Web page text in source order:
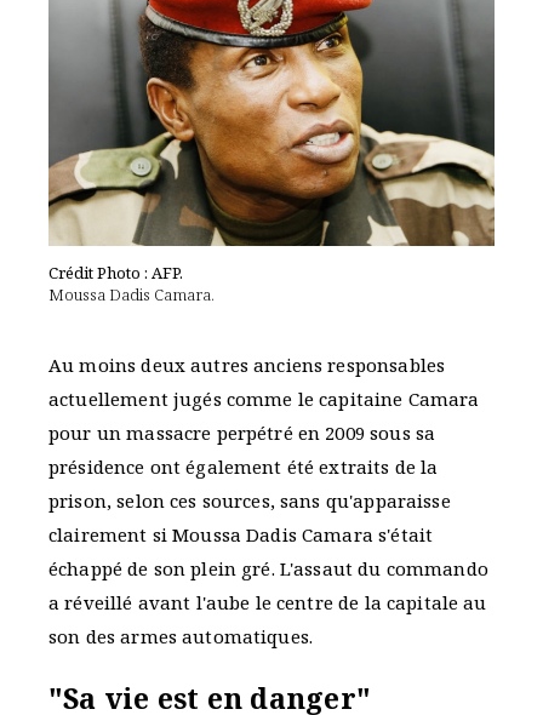
Crédit Photo : AFP.
Moussa Dadis Camara.
Au moins deux autres anciens responsables
actuellement jugés comme le capitaine Camara
pour un massacre perpétré en 2009 sous sa
présidence ont également été extraits de la
prison, selon ces sources, sans qu'apparaisse
clairement si Moussa Dadis Camara s'était
échappé de son plein gré. L'assaut du commando
a réveillé avant l'aube le centre de la capitale au
son des armes automatiques.
"Sa vie est en danger"